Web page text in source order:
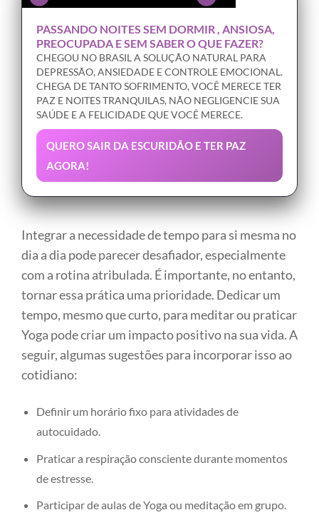
PASSANDO NOITES SEM DORMIR , ANSIOSA,
PREOCUPADA E SEM SABER O QUE FAZER?
CHEGOU NO BRASIL A SOLUÇÃO NATURAL PARA
DEPRESSÃO, ANSIEDADE E CONTROLE EMOCIONAL.
CHEGA DE TANTO SOFRIMENTO, VOCÊ MERECE TER
PAZ E NOITES TRANQUILAS, NÃO NEGLIGENCIE SUA
SAÚDE E A FELICIDADE QUE VOCÊ MERECE.
QUERO SAIR DA ESCURIDÃO E TER PAZ
AGORA!
Integrar a necessidade de tempo para si mesma no
dia a dia pode parecer desafiador, especialmente
com a rotina atribulada. É importante, no entanto,
tornar essa prática uma prioridade. Dedicar um
tempo, mesmo que curto, para meditar ou praticar
Yoga pode criar um impacto positivo na sua vida. A
seguir, algumas sugestões para incorporar isso ao
cotidiano:
Definir um horário fixo para atividades de
autocuidado.
Praticar a respiração consciente durante momentos
de estresse.
Participar de aulas de Yoga ou meditação em grupo.